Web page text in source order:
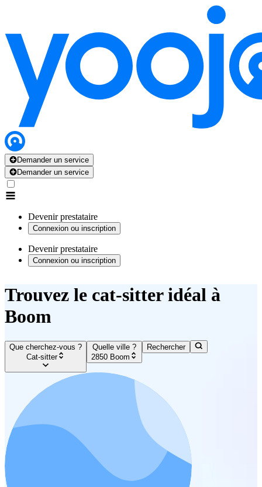
Demander un service
Demander un service
Devenir prestataire
Connexion ou inscription
Devenir prestataire
Connexion ou inscription
Trouvez le cat-sitter idéal à
Boom
Que cherchez-vous ?
Cat-sitter
Quelle ville ?
2850 Boom
Rechercher